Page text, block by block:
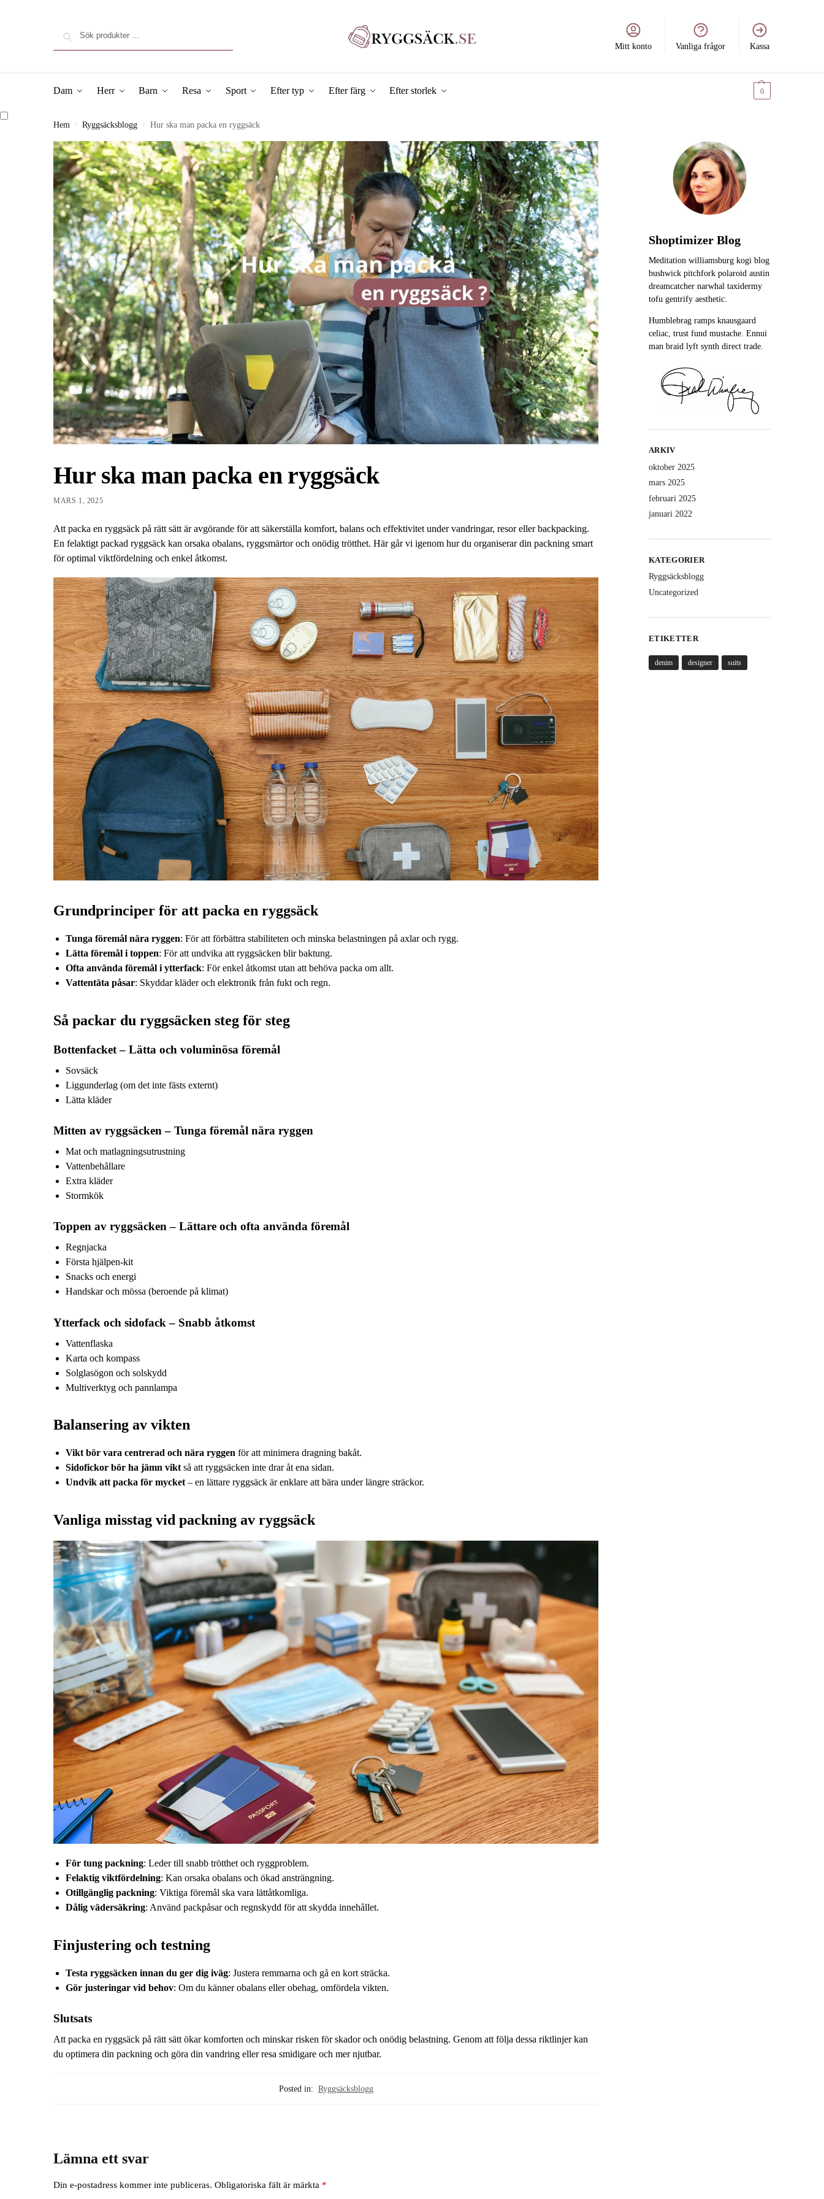
Mitt konto Vanliga frågor Kassa
Dam Herr Barn Resa Sport Efter typ Efter färg Efter storlek 0
Hem / Ryggsäcksblogg / Hur ska man packa en ryggsäck
Hur ska man packa en ryggsäck
MARS 1, 2025
Att packa en ryggsäck på rätt sätt är avgörande för att säkerställa komfort, balans och effektivitet under vandringar, resor eller backpacking.
En felaktigt packad ryggsäck kan orsaka obalans, ryggsmärtor och onödig trötthet. Här går vi igenom hur du organiserar din packning smart
för optimal viktfördelning och enkel åtkomst.
Grundprinciper för att packa en ryggsäck
Tunga föremål nära ryggen: För att förbättra stabiliteten och minska belastningen på axlar och rygg.
Lätta föremål i toppen: För att undvika att ryggsäcken blir baktung.
Ofta använda föremål i ytterfack: För enkel åtkomst utan att behöva packa om allt.
Vattentäta påsar: Skyddar kläder och elektronik från fukt och regn.
Så packar du ryggsäcken steg för steg
Bottenfacket – Lätta och voluminösa föremål
Sovsäck
Liggunderlag (om det inte fästs externt)
Lätta kläder
Mitten av ryggsäcken – Tunga föremål nära ryggen
Mat och matlagningsutrustning
Vattenbehållare
Extra kläder
Stormkök
Toppen av ryggsäcken – Lättare och ofta använda föremål
Regnjacka
Första hjälpen-kit
Snacks och energi
Handskar och mössa (beroende på klimat)
Ytterfack och sidofack – Snabb åtkomst
Vattenflaska
Karta och kompass
Solglasögon och solskydd
Multiverktyg och pannlampa
Balansering av vikten
Vikt bör vara centrerad och nära ryggen för att minimera dragning bakåt.
Sidofickor bör ha jämn viktså att ryggsäcken inte drar åt ena sidan.
Undvik att packa för mycket– en lättare ryggsäck är enklare att bära under längre sträckor.
Vanliga misstag vid packning av ryggsäck
För tung packning: Leder till snabb trötthet och ryggproblem.
Felaktig viktfördelning: Kan orsaka obalans och ökad ansträngning.
Otillgänglig packning: Viktiga föremål ska vara lättåtkomliga.
Dålig vädersäkring: Använd packpåsar och regnskydd för att skydda innehållet.
Finjustering och testning
Testa ryggsäcken innan du ger dig iväg: Justera remmarna och gå en kort sträcka.
Gör justeringar vid behov: Om du känner obalans eller obehag, omfördela vikten.
Slutsats
Att packa en ryggsäck på rätt sätt ökar komforten och minskar risken för skador och onödig belastning. Genom att följa dessa riktlinjer kan
du optimera din packning och göra din vandring eller resa smidigare och mer njutbar.
Posted in: Ryggsäcksblogg
Lämna ett svar
Din e-postadress kommer inte publiceras. Obligatoriska fält är märkta *
Shoptimizer Blog
Meditation williamsburg kogi blog
bushwick pitchfork polaroid austin
dreamcatcher narwhal taxidermy
tofu gentrify aesthetic.
Humblebrag ramps knausgaard
celiac, trust fund mustache. Ennui
man braid lyft synth direct trade.
ARKIV
oktober 2025
mars 2025
februari 2025
januari 2022
KATEGORIER
Ryggsäcksblogg
Uncategorized
ETIKETTER
denim designer suits